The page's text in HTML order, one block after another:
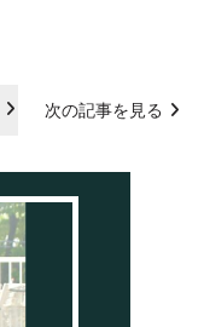
次の記事を見る